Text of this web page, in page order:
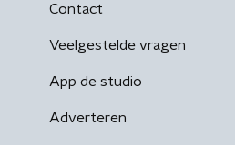
Contact
Veelgestelde vragen
App de studio
Adverteren